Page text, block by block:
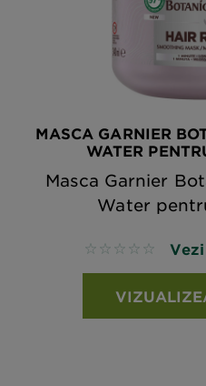
MASCA GARNIER
WATER
Masca Garnier
Water
No reviews